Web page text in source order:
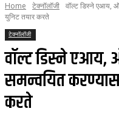
Home टेक्नॉलॉजी वॉल्ट डिस्ने एआय,
युनिट तयार करते
टेक्नॉलॉजी
वॉल्ट डिस्ने एआय,
समन्वयित
करते